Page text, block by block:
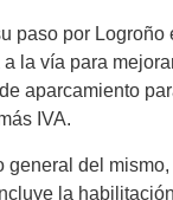
paso por Logroño
la vía para
aparcamiento
IVA.
del
la